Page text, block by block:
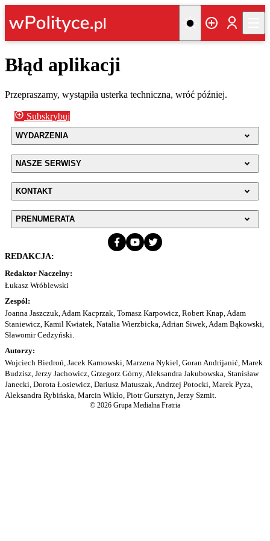
Błąd aplikacji
Przepraszamy, wystąpiła usterka techniczna, wróć później.
Subskrybuj
WYDARZENIA
NASZE SERWISY
KONTAKT
PRENUMERATA
REDAKCJA:
Redaktor Naczelny:
Łukasz Wróblewski
Zespół:
Joanna Jaszczuk, Adam Kacprzak, Tomasz Karpowicz, Robert Knap, Adam
Staniewicz, Kamil Kwiatek, Natalia Wierzbicka, Adrian Siwek, Adam Bąkowski,
Sławomir Cedzyński.
Autorzy:
Wojciech Biedroń, Jacek Karnowski, Marzena Nykiel, Goran Andrijanić, Marek
Budzisz, Jerzy Jachowicz, Grzegorz Górny, Aleksandra Jakubowska, Stanisław
Janecki, Dorota Łosiewicz, Dariusz Matuszak, Andrzej Potocki, Marek Pyza,
Aleksandra Rybińska, Marcin Wikło, Piotr Gursztyn, Jerzy Szmit.
© 2026 Grupa Medialna Fratria